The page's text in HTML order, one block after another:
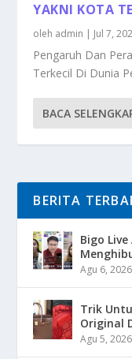
YAKNI KOTA
oleh admin | Jul 7,
Pengaruh Dan
Terkecil Di Dunia
BACA
BERITA
Bigo
Agu 6, 2026
Trik
Original
Agu 5, 2026